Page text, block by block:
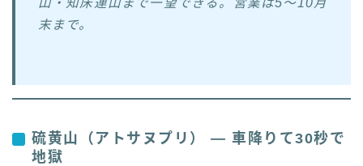
山・知床連山まで一望できる。営業は5〜10月
末まで。
硫黄山（アトサヌプリ） — 車降りて30秒で
地獄